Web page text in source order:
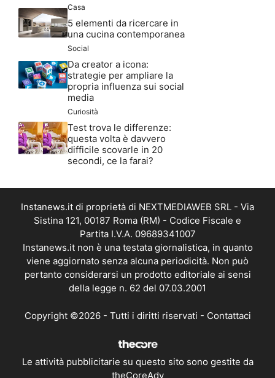
Casa
5 elementi da ricercare in
una cucina contemporanea
Social
Da creator a icona:
strategie per ampliare la
propria influenza sui social
media
Curiosità
Test trova le differenze:
questa volta è davvero
difficile scovarle in 20
secondi, ce la farai?
Instanews.it di proprietà di NEXTMEDIAWEB SRL - Via
Sistina 121, 00187 Roma (RM) - Codice Fiscale e
Partita I.V.A. 09689341007
Instanews.it non è una testata giornalistica, in quanto
viene aggiornato senza alcuna periodicità. Non può
pertanto considerarsi un prodotto editoriale ai sensi
della legge n. 62 del 07.03.2001
Copyright ©2026 - Tutti i diritti riservati - Contattaci
Le attività pubblicitarie su questo sito sono gestite da
theCoreAdv